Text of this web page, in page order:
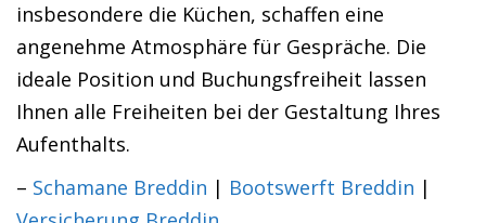
insbesondere die Küchen, schaffen eine
angenehme Atmosphäre für Gespräche. Die
ideale Position und Buchungsfreiheit lassen
Ihnen alle Freiheiten bei der Gestaltung Ihres
Aufenthalts.
– Schamane Breddin | Bootswerft Breddin |